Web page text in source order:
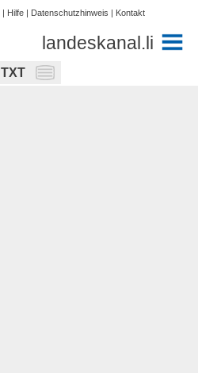
| Hilfe | Datenschutzhinweis | Kontakt
landeskanal.li
TXT